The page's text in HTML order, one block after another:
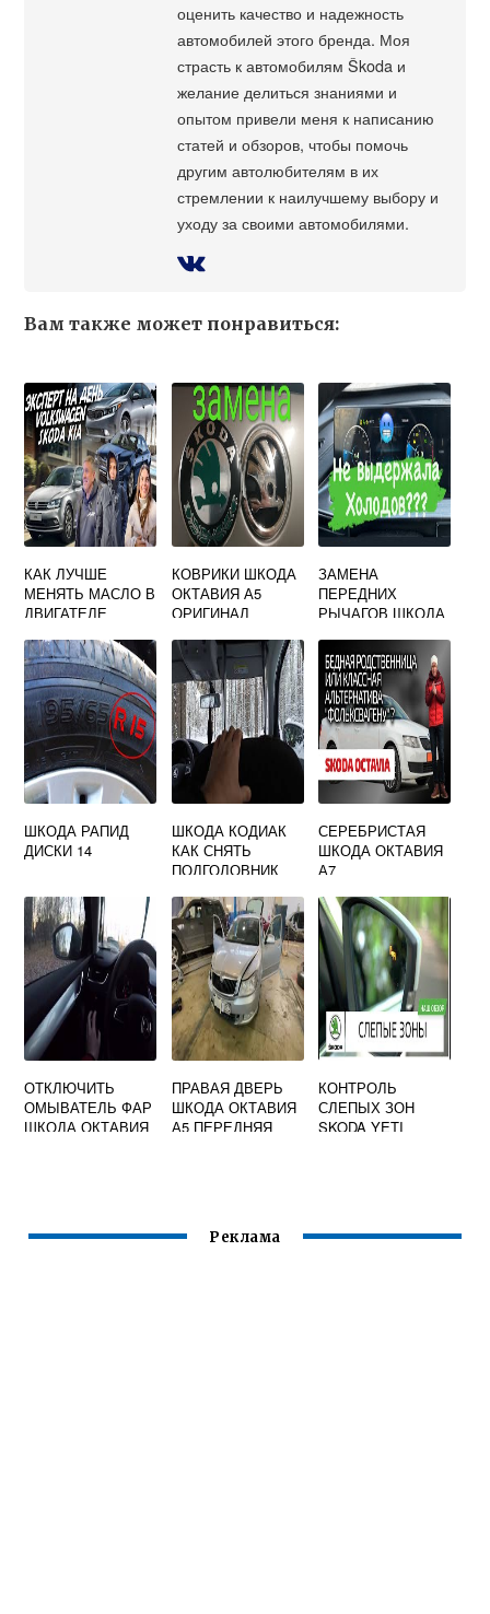
оценить качество и надежность
автомобилей этого бренда. Моя
страсть к автомобилям Škoda и
желание делиться знаниями и
опытом привели меня к написанию
статей и обзоров, чтобы помочь
другим автолюбителям в их
стремлении к наилучшему выбору и
уходу за своими автомобилями.
Вам также может понравиться:
КАК ЛУЧШЕ
МЕНЯТЬ МАСЛО В
ДВИГАТЕЛЕ
ОТКАЧИВАТЬ
ШКОДА ОКТАВИЯ
КОВРИКИ ШКОДА
ОКТАВИЯ А5
ОРИГИНАЛ
ЗАМЕНА
ПЕРЕДНИХ
РЫЧАГОВ ШКОДА
ШКОДА РАПИД
ДИСКИ 14
ШКОДА КОДИАК
КАК СНЯТЬ
ПОДГОЛОВНИК
СЕРЕБРИСТАЯ
ШКОДА ОКТАВИЯ
А7
ОТКЛЮЧИТЬ
ОМЫВАТЕЛЬ ФАР
ШКОДА ОКТАВИЯ
ПРАВАЯ ДВЕРЬ
ШКОДА ОКТАВИЯ
А5 ПЕРЕДНЯЯ
КОНТРОЛЬ
СЛЕПЫХ ЗОН
SKODA YETI
Реклама